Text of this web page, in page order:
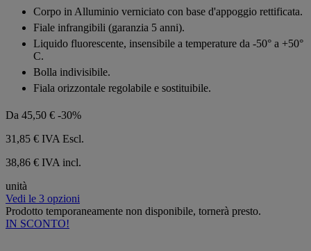
stelle.
Corpo in Alluminio verniciato con base d'appoggio rettificata.
Fiale infrangibili (garanzia 5 anni).
Liquido fluorescente, insensibile a temperature da -50° a +50°
C.
Bolla indivisibile.
Fiala orizzontale regolabile e sostituibile.
Da 45,50 € -30%
31,85 € IVA Escl.
38,86 € IVA incl.
unità
Vedi le 3 opzioni
Prodotto temporaneamente non disponibile, tornerà presto.
IN SCONTO!